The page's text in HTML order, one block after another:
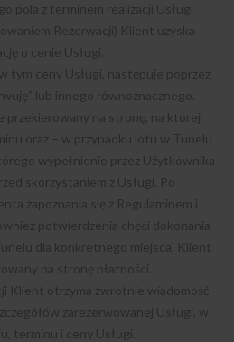
pola z terminem realizacji Usługi
Rezerwacji) Klient uzyska
o cenie Usługi.
tym ceny Usługi, następuje poprzez
lub innego równoznacznego.
przekierowany na stronę, na której
oraz – w przypadku lotu w Tunelu
wypełnienie przez Użytkownika
skorzystaniem z Usługi. Po
zapoznania się z Regulaminem i
potwierdzenia chęci dokonania
dla konkretnego miejsca, Klient
na stronę płatności.
Klient otrzyma zwrotnie wiadomość
zarezerwowanej Usługi, w
terminu i ceny Usługi.